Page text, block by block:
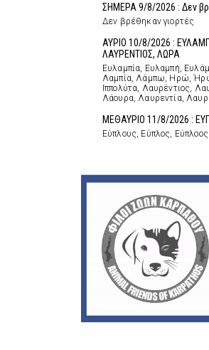
ΣΗΜΕΡΑ 9/8/2026 : Δεν
Δεν βρέθηκαν γιορτές
ΑΥΡΙΟ 10/8/2026 :
ΛΑΥΡΕΝΤΙΟΣ, ΛΩΡΑ
Ευλαμπία, Ευλαμπή,
Λαμπία, Λάμπω, Ηρώ,
Ιππολύτα, Λαυρέντιος,
Λάουρα, Λαυρεντία,
ΜΕΘΑΥΡΙΟ 11/8/2026 :
Εύπλους, Εύπλος, Εύπλοος